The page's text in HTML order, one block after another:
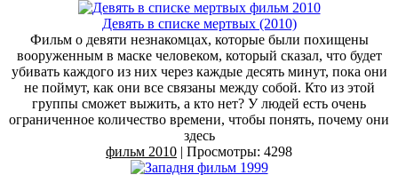
Девять в списке мертвых (2010)
Фильм о девяти незнакомцах, которые были похищены
вооруженным в маске человеком, который сказал, что будет
убивать каждого из них через каждые десять минут, пока они
не поймут, как они все связаны между собой. Кто из этой
группы сможет выжить, а кто нет? У людей есть очень
ограниченное количество времени, чтобы понять, почему они
здесь
фильм 2010 | Просмотры: 4298